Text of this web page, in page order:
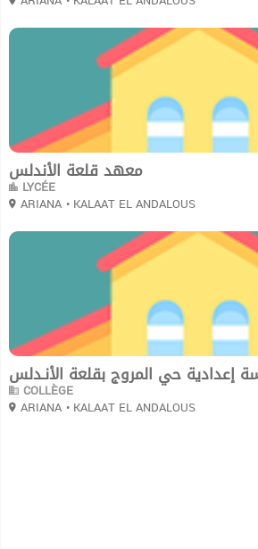
معهد قلعة الأندلس
LYCÉE
ARIANA • KALAAT EL ANDALOUS
إعدادية حي المروج بقلعة الأنـدلس
COLLÈGE
ARIANA • KALAAT EL ANDALOUS